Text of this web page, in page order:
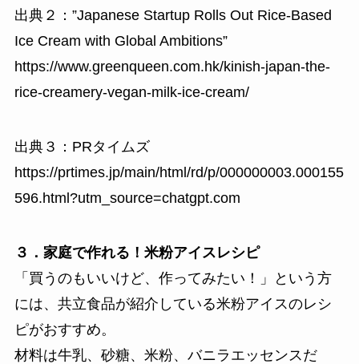
出典２：”Japanese Startup Rolls Out Rice-Based
Ice Cream with Global Ambitions”
https://www.greenqueen.com.hk/kinish-japan-the-
rice-creamery-vegan-milk-ice-cream/
出典３：PRタイムズ
https://prtimes.jp/main/html/rd/p/000000003.000155
596.html?utm_source=chatgpt.com
３．家庭で作れる！米粉アイスレシピ
「買うのもいいけど、作ってみたい！」という方
には、共立食品が紹介している米粉アイスのレシ
ピがおすすめ。
材料は牛乳、砂糖、米粉、バニラエッセンスだ